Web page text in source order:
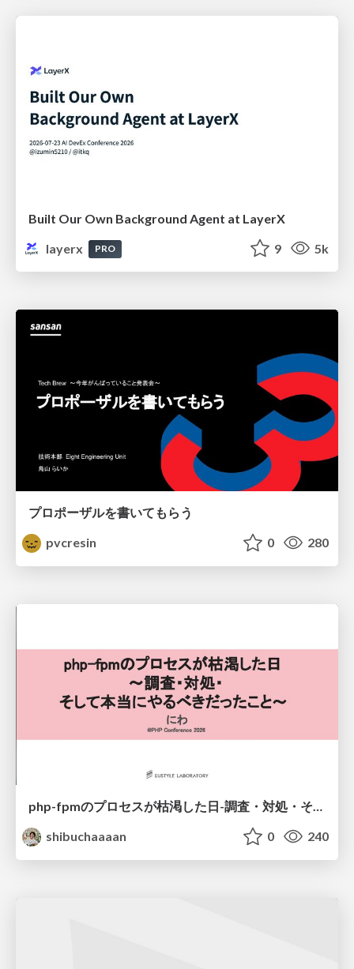
Built Our Own Background Agent at LayerX
layerx
PRO 9 5k
プロポーザルを書いてもらう
pvcresin
0 280
php-fpmのプロセスが枯渇した日-調査・対処・そして本当にやるべきだったこと-
shibuchaaaan
0 240